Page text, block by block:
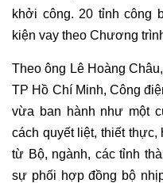
khởi công. 20 tỉnh công
kiện vay theo Chương
Theo ông Lê Hoàng
TP Hồ Chí Minh, Công
vừa ban hành như một
cách quyết liệt, thiết
từ Bộ, ngành, các tỉnh
sự phối hợp đồng bộ